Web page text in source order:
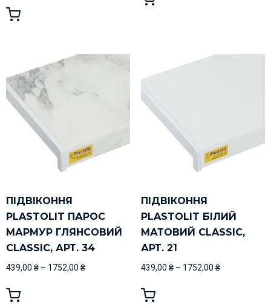
ПІДВІКОННЯ
PLASTOLIT ПАРОС
МАРМУР ГЛЯНСОВИЙ
CLASSIC, АРТ. 34
439,00 ₴ – 1752,00 ₴
ПІДВІКОННЯ
PLASTOLIT БІЛИЙ
МАТОВИЙ CLASSIC,
АРТ. 21
439,00 ₴– 1752,00 ₴